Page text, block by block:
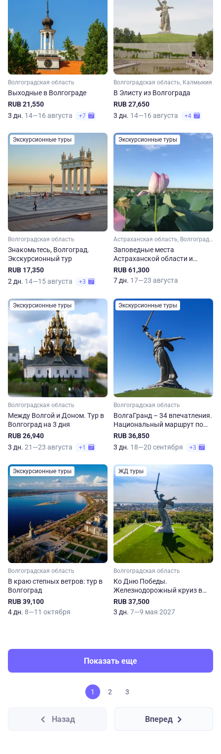
Волгоградская область
Выходные в Волгограде
RUB 21,550
3 дн. 14—16 августа +7
Волгоградская область, Калмыкия
В Элисту из Волгограда
RUB 27,650
3 дн. 14—16 августа +4
Экскурсионные туры
Волгоградская область
Знакомьтесь, Волгоград.
Экскурсионный тур
RUB 17,350
2 дн. 14—15 августа +3
Экскурсионные туры
Астраханская область, Волгоградская область
Заповедные места
Астраханской области и
долина лотосов
RUB 61,300
7 дн. 17—23 августа
Экскурсионные туры
Волгоградская область
Между Волгой и Доном. Тур в
Волгоград на 3 дня
RUB 26,940
3 дн. 21—23 августа +1
Экскурсионные туры
Волгоградская область
ВолгаГранд – 34 впечатления.
Национальный маршрут по
Волгограду
RUB 36,850
3 дн. 18—20 сентября +3
Экскурсионные туры
Волгоградская область
В краю степных ветров: тур в
Волгоград
RUB 39,100
4 дн. 8—11 октября
ЖД туры
Волгоградская область
Ко Дню Победы.
Железнодорожный круиз в
Волгоград
RUB 37,500
3 дн. 7—9 мая 2027
Показать еще
1 2 3
Назад Вперед